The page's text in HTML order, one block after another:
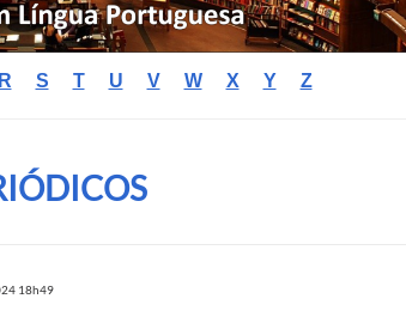
R S T U V W X Y Z
18h49